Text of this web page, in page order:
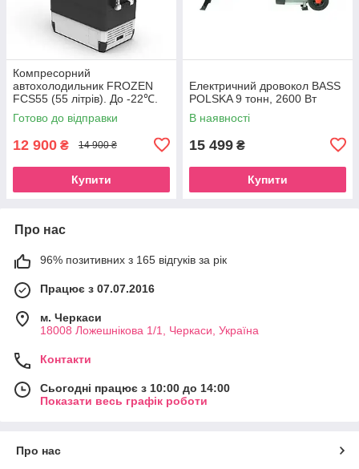
Компресорний
автохолодильник FROZEN
FCS55 (55 літрів). До -22℃.
Живлення 12, 24, 220 вольт
Готово до відправки
12 900 ₴ 14 900 ₴
Купити
Електричний дровокол BASS
POLSKA 9 тонн, 2600 Вт
В наявності
15 499 ₴
Купити
Про нас
96% позитивних з 165 відгуків за рік
Працює з 07.07.2016
м. Черкаси
18008 Ложешнікова 1/1, Черкаси, Україна
Контакти
Сьогодні працює з 10:00 до 14:00
Показати весь графік роботи
Про нас